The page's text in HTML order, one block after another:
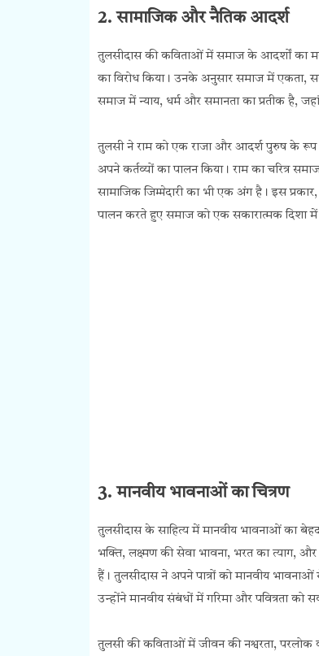
2. सामाजिक और नैतिक आदर्श
तुलसीदास की कविताओं में समाज के आदर्शों का
का विरोध किया। उनके अनुसार समाज में एकता,
समाज में न्याय, धर्म और समानता का प्रतीक है,
तुलसी ने राम को एक राजा और आदर्श पुरुष के रूप में
अपने कर्तव्यों का पालन किया। राम का चरित्र
सामाजिक जिम्मेदारी का भी एक अंग है। इस
पालन करते हुए समाज को एक सकारात्मक दिशा में
3. मानवीय भावनाओं का चित्रण
तुलसीदास के साहित्य में मानवीय भावनाओं का
भक्ति, लक्ष्मण की सेवा भावना, भरत का त्याग,
हैं। तुलसीदास ने अपने पात्रों को मानवीय
उन्होंने मानवीय संबंधों में गरिमा और पवित्रता को
तुलसी की कविताओं में जीवन की नश्वरता, परलोक